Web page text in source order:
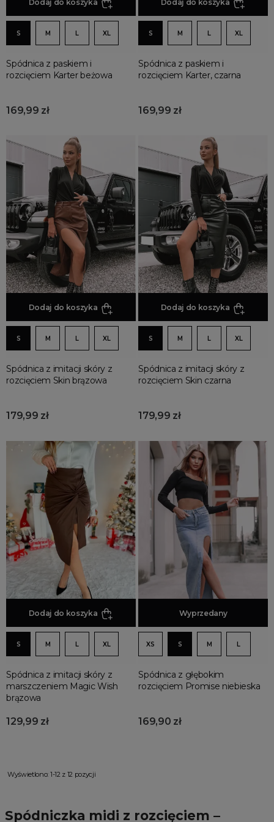
Dodaj do koszyka
S M L XL
Spódnica z paskiem i
rozcięciem Karter beżowa
169,99 zł
Dodaj do koszyka
S M L XL
Spódnica z paskiem i
rozcięciem Karter, czarna
169,99 zł
Dodaj do koszyka
S M L XL
Spódnica z imitacji skóry z
rozcięciem Skin brązowa
179,99 zł
Dodaj do koszyka
S M L XL
Spódnica z imitacji skóry z
rozcięciem Skin czarna
179,99 zł
Dodaj do koszyka
S M L XL
Spódnica z imitacji skóry z
marszczeniem Magic Wish
brązowa
129,99 zł
Dodaj do koszyka
Wyprzedany
XS S M L
Spódnica z głębokim
rozcięciem Promise niebieska
169,90 zł
Wyświetlono: 1-12 z 12 pozycji
Spódniczka midi z rozcięciem –